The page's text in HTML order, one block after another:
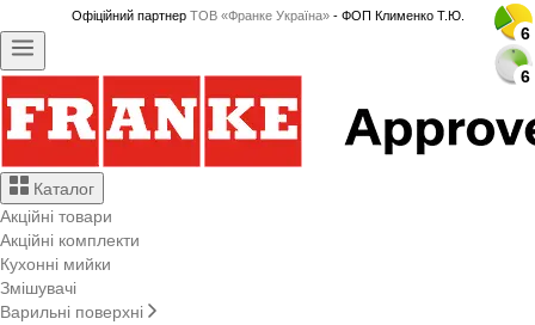
Офіційний партнер ТОВ «Франке Україна»- ФОП Клименко Т.Ю.
Каталог
Акційні товари
Акційні комплекти
Кухонні мийки
Змішувачі
Варильні поверхні
6
6
6
6
6
6
6
6
6
6
6
6
6
6
6
6
6
6
6
6
6
6
6
6
6
6
6
6